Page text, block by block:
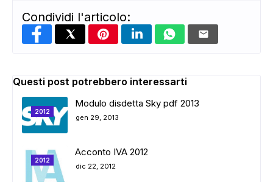
ADS
Condividi l'articolo:
Questi post potrebbero interessarti
2012
Modulo disdetta Sky pdf 2013
gen 29, 2013
2012
Acconto IVA 2012
dic 22, 2012